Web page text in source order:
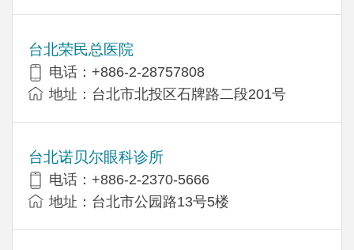
台北荣民总医院
电话：+886-2-28757808
地址：台北市北投区石牌路二段201号
台北诺贝尔眼科诊所
电话：+886-2-2370-5666
地址：台北市公园路13号5楼